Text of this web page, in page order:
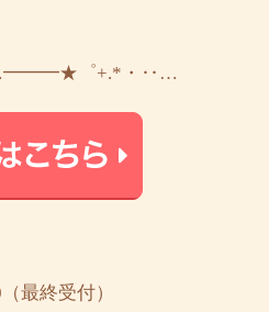
゜+.*・‥…
最終受付）